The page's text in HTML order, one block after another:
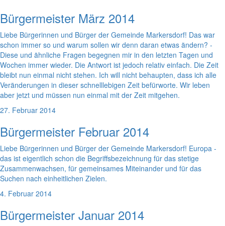
Bürgermeister März 2014
Liebe Bürgerinnen und Bürger der Gemeinde Markersdorf! Das war
schon immer so und warum sollen wir denn daran etwas ändern? -
Diese und ähnliche Fragen begegnen mir in den letzten Tagen und
Wochen immer wieder. Die Antwort ist jedoch relativ einfach. Die Zeit
bleibt nun einmal nicht stehen. Ich will nicht behaupten, dass ich alle
Veränderungen in dieser schnelllebigen Zeit befürworte. Wir leben
aber jetzt und müssen nun einmal mit der Zeit mitgehen.
27. Februar 2014
Bürgermeister Februar 2014
Liebe Bürgerinnen und Bürger der Gemeinde Markersdorf! Europa -
das ist eigentlich schon die Begriffsbezeichnung für das stetige
Zusammenwachsen, für gemeinsames Miteinander und für das
Suchen nach einheitlichen Zielen.
4. Februar 2014
Bürgermeister Januar 2014